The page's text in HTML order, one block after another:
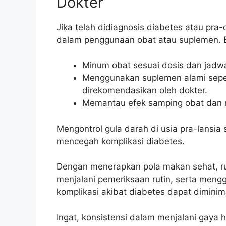
Jika telah didiagnosis diabetes atau
dalam penggunaan obat atau
Minum obat sesuai dosis dan
Menggunakan suplemen alami
direkomendasikan oleh dokter.
Memantau efek samping obat
Mengontrol gula darah di usia pra-
mencegah komplikasi diabetes.
Dengan menerapkan pola makan sehat,
menjalani pemeriksaan rutin, serta
komplikasi akibat diabetes dapat
Ingat, konsistensi dalam menjalani gaya